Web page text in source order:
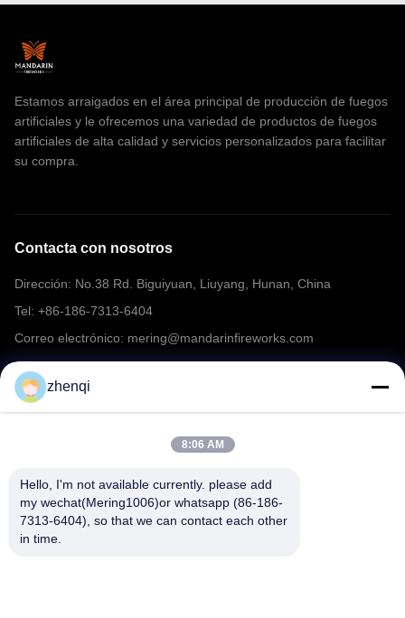
Estamos arraigados en el área principal de producción de fuegos
artificiales y le ofrecemos una variedad de productos de fuegos
artificiales de alta calidad y servicios personalizados para facilitar
su compra.
Contacta con nosotros
Dirección: No.38 Rd. Biguiyuan, Liuyang, Hunan, China
Tel: +86-186-7313-6404
Correo electrónico: mering@mandarinfireworks.com
Síguenos.
Enlaces rápidos
zhenqi
8:06 AM
Hello, I'm not available currently. please add
my wechat(Mering1006)or whatsapp (86-186-
7313-6404), so that we can contact each other
in time.